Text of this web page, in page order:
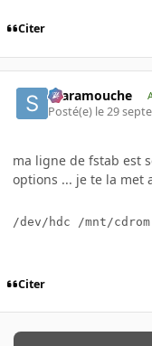
Citer
Scaramouche
Posté(e) le 29
ma ligne de fstab est
options ... je te la met
/dev/hdc /mnt/
Citer